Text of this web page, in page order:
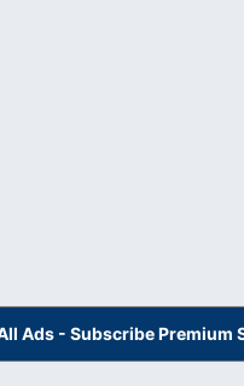
Ads - Subscribe Premium